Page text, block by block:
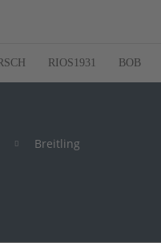
RIOS1931 BOB
Breitling